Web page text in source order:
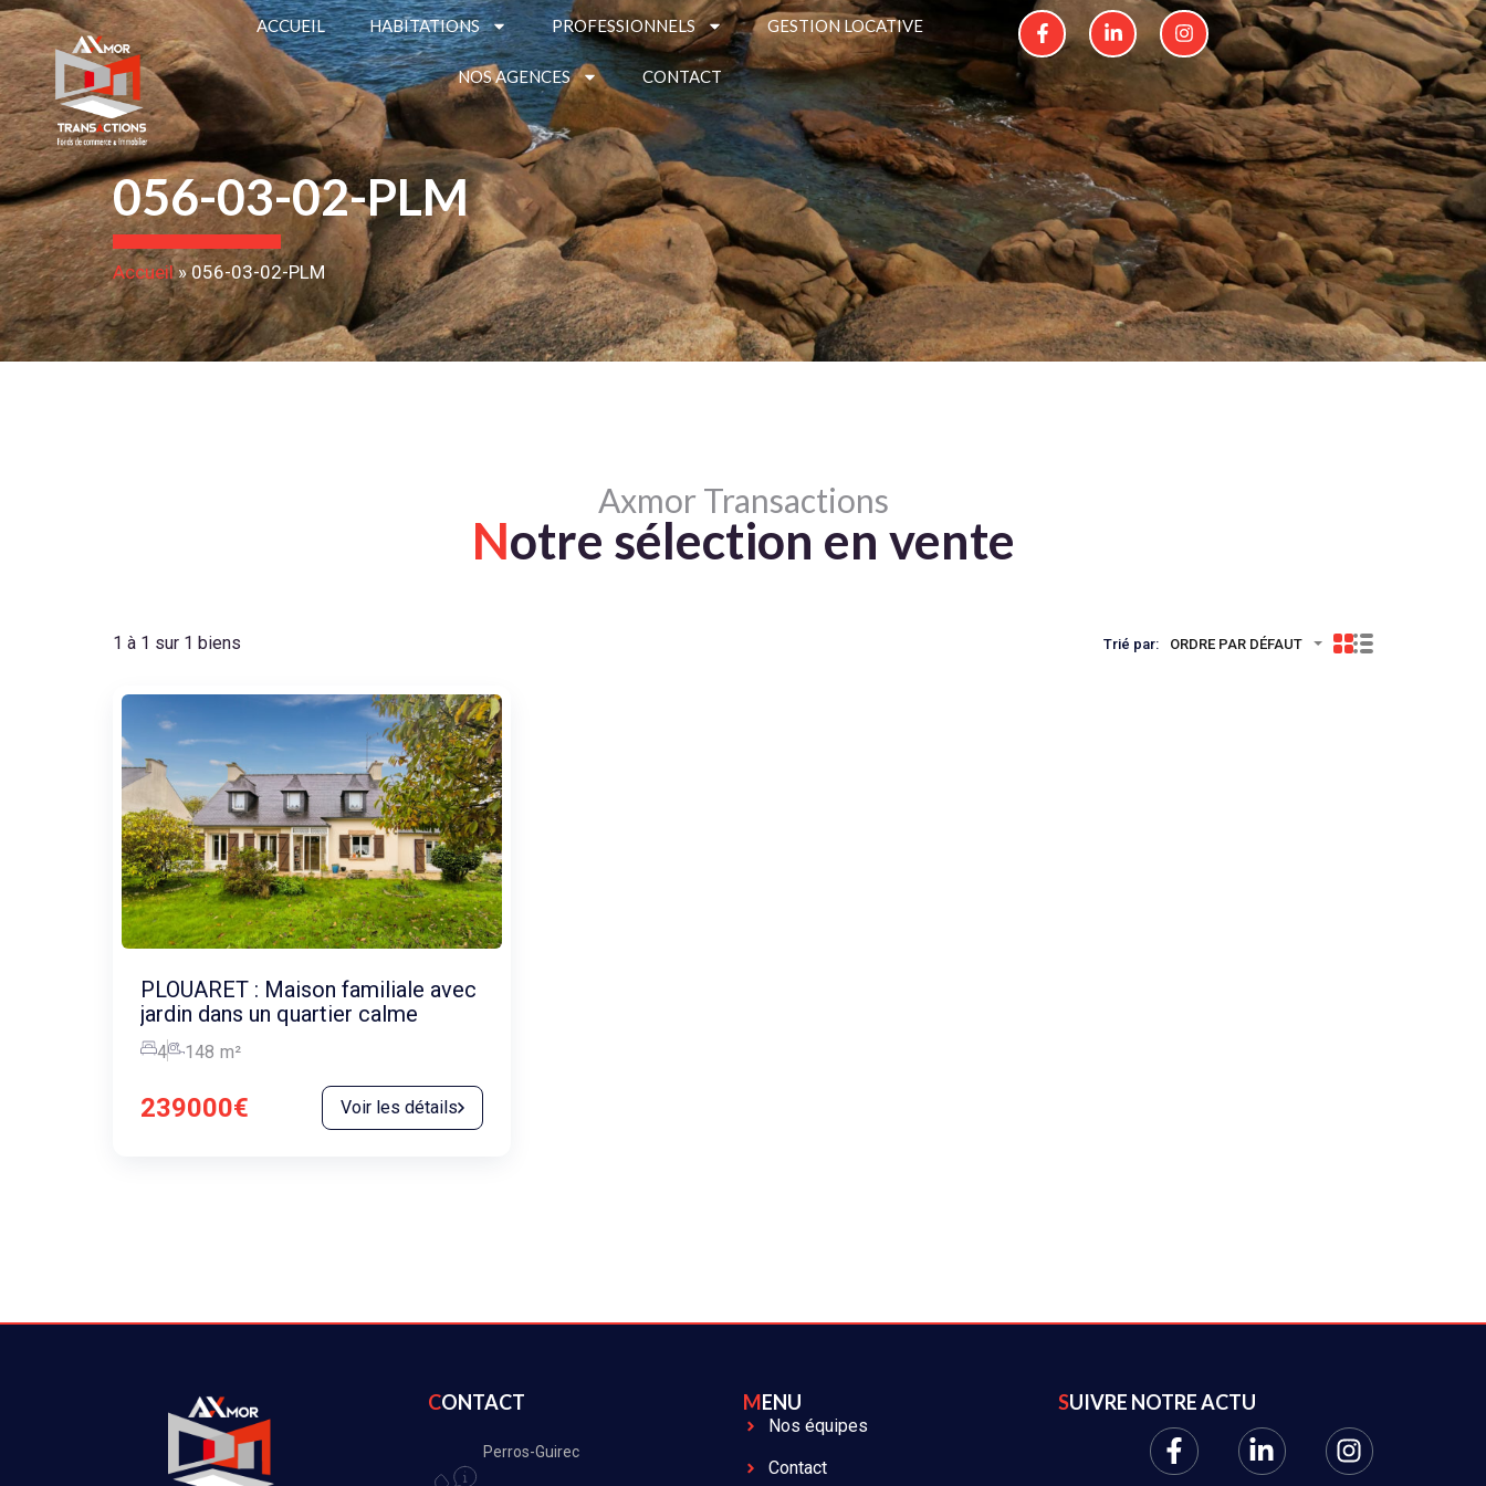
ACCUEIL HABITATIONS PROFESSIONNELS GESTION LOCATIVE
NOS AGENCES CONTACT
056-03-02-PLM
Accueil»056-03-02-PLM
Axmor Transactions
Notre sélection en vente
1 à 1 sur 1 biens Trié par: ORDRE PAR DÉFAUT
PLOUARET : Maison familiale avec
jardin dans un quartier calme
4 148 m²
239000€ Voir les détails
CONTACT
Perros-Guirec
MENU
Nos équipes
Contact
SUIVRE NOTRE ACTU